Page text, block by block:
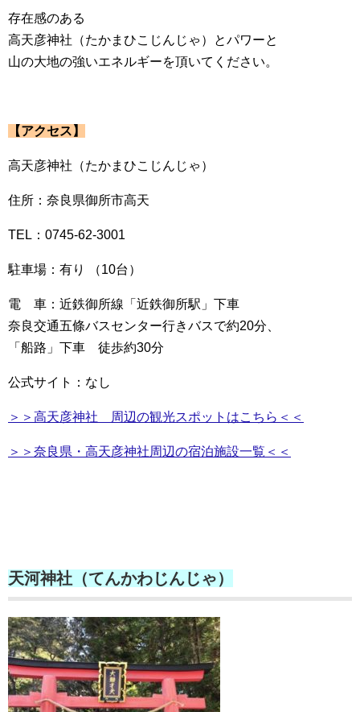
存在感のある
高天彦神社（たかまひこじんじゃ）とパワーと
山の大地の強いエネルギーを頂いてください。
【アクセス】
高天彦神社（たかまひこじんじゃ）
住所：奈良県御所市高天
TEL：0745-62-3001
駐車場：有り （10台）
電 車：近鉄御所線「近鉄御所駅」下車
奈良交通五條バスセンター行きバスで約20分、
「船路」下車 徒歩約30分
公式サイト：なし
＞＞高天彦神社 周辺の観光スポットはこちら＜＜
＞＞奈良県・高天彦神社周辺の宿泊施設一覧＜＜
天河神社（てんかわじんじゃ）